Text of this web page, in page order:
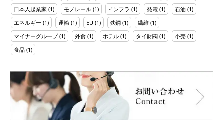
日本人起業家 (1) モノレール (1) インフラ (1) 発電 (1) 石油 (1)
エネルギー (1) 運輸 (1) EU (1) 鉄鋼 (1) 繊維 (1)
マイナーグループ(1) 外食 (1) ホテル (1) タイ財閥 (1) 小売 (1)
食品 (1)